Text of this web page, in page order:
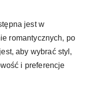
jest w
romantycznych, po
aby wybrać styl,
i preferencje